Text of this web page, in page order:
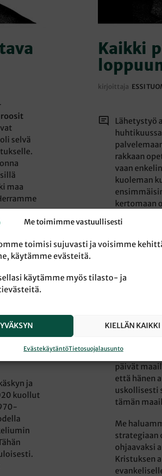
Me toimimme vastuullisesti
toimisi sujuvasti ja voisimme
käytämme evästeitä.
käytämme myös tilasto- ja
KIELLÄN KAIKKI
EvästekäytäntöTietosuojalausunto
selvä
maa
ja
on
vajaa
ei
ja
kuollut
Kaikki
kirjoittaja ESSI
Lähetystyö
rakkaan
vaan
kuoleman
kertomaan
keväänä
antoi
luoduille ja
alkoi
edelleen
tehtävää
lähellä ja
lupauksen:
päivät
että hänen
uskollisesti
tämän
Me
strategiaan
ohjaavaksi
Kristuksen